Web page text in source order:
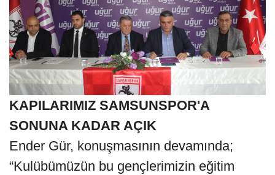
KAPILARIMIZ SAMSUNSPOR'A
SONUNA KADAR AÇIK
Ender Gür, konuşmasının devamında;
“Kulübümüzün bu gençlerimizin eğitim